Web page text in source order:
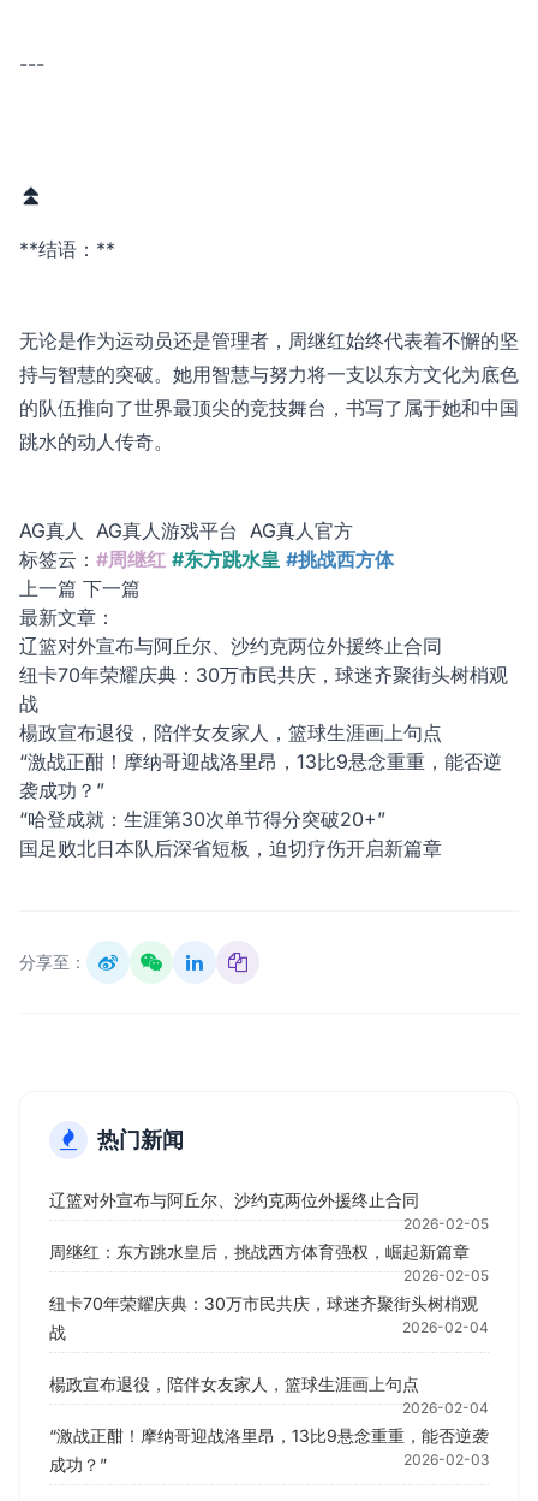
---
⏫
**结语：**
无论是作为运动员还是管理者，周继红始终代表着不懈的坚
持与智慧的突破。她用智慧与努力将一支以东方文化为底色
的队伍推向了世界最顶尖的竞技舞台，书写了属于她和中国
跳水的动人传奇。
AG真人 AG真人游戏平台 AG真人官方
标签云： #周继红 #东方跳水皇 #挑战西方体
上一篇 下一篇
最新文章：
辽篮对外宣布与阿丘尔、沙约克两位外援终止合同
纽卡70年荣耀庆典：30万市民共庆，球迷齐聚街头树梢观
战
楊政宣布退役，陪伴女友家人，篮球生涯画上句点
“激战正酣！摩纳哥迎战洛里昂，13比9悬念重重，能否逆
袭成功？”
“哈登成就：生涯第30次单节得分突破20+”
国足败北日本队后深省短板，迫切疗伤开启新篇章
分享至：
热门新闻
辽篮对外宣布与阿丘尔、沙约克两位外援终止合同
2026-02-05
周继红：东方跳水皇后，挑战西方体育强权，崛起新篇章
2026-02-05
纽卡70年荣耀庆典：30万市民共庆，球迷齐聚街头树梢观
战
2026-02-04
楊政宣布退役，陪伴女友家人，篮球生涯画上句点
2026-02-04
“激战正酣！摩纳哥迎战洛里昂，13比9悬念重重，能否逆袭
成功？”
2026-02-03